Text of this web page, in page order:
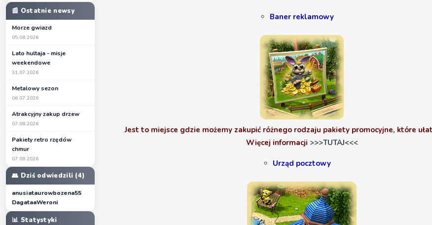
📰 Ostatnie newsy
Morze gwiazd
05.08.2026
Lato hultaja - misje
weekendowe
31.07.2026
Metalowy sezon
06.07.2026
Atrakcyjny zakup drzew
07.08.2026
Pakiety retro rzędów
chmur
07.08.2026
👥 Dziś odwiedzili (4)
anusiataurowbozena55
DagataaWeroni
📊 Statystyki
Baner reklamowy
Jest to miejsce gdzie możemy zakupić różnego rodzaju pakiety promocyjne, które
Więcej informacji >>>TUTAJ<<<
Urząd pocztowy